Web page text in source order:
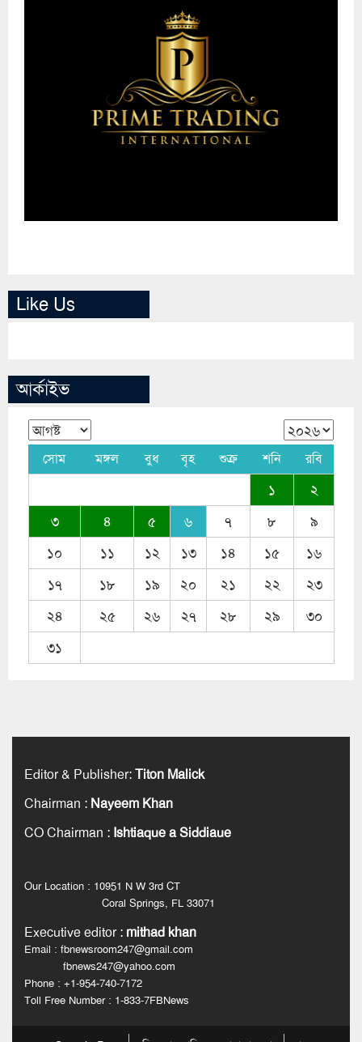
Like Us
আর্কাইভ
সোম মঙ্গল বুধ বৃহ শুক্র শনি রবি
১
২
৩
৪ ৫ ৬ ৭ ৮
৯
১০
১১ ১২ ১৩ ১৪ ১৫
১৬
১৭
১৮ ১৯ ২০ ২১ ২২
২৩
২৪
২৫ ২৬ ২৭ ২৮ ২৯
৩০
৩১
Editor & Publisher:Titon Malick
Chairman : Nayeem Khan
CO Chairman : Ishtiaque a Siddiaue
Our Location : 10951 N W 3rd CT
Coral Springs, FL 33071
Executive editor: mithad khan
Email : fbnewsroom247@gmail.com
fbnews247@yahoo.com
Phone : +1-954-740-7172
Toll Free Number : 1-833-7FBNews